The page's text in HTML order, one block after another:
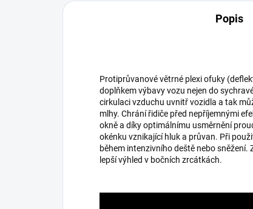
Popis
Protiprůvanové větrné plexi ofuky
doplňkem výbavy vozu nejen do
cirkulaci vzduchu uvnitř vozidla a tak
mlhy. Chrání řidiče před nepříjemnými
okně a díky optimálnímu usměrnění
okénku vznikající hluk a průvan. Při
během intenzivního deště nebo
lepší výhled v bočních zrcátkách.